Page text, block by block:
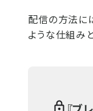
配信の方法に
ような仕組み